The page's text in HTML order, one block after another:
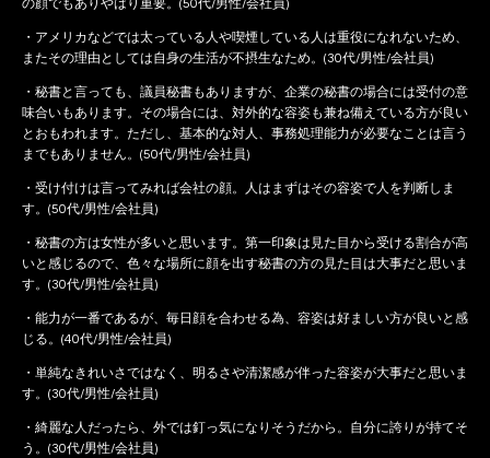
の顔でもありやはり重要。(50代/男性/会社員)
・アメリカなどでは太っている人や喫煙している人は重役になれないため、
またその理由としては自身の生活が不摂生なため。(30代/男性/会社員)
・秘書と言っても、議員秘書もありますが、企業の秘書の場合には受付の意
味合いもあります。その場合には、対外的な容姿も兼ね備えている方が良い
とおもわれます。ただし、基本的な対人、事務処理能力が必要なことは言う
までもありません。(50代/男性/会社員)
・受け付けは言ってみれば会社の顔。人はまずはその容姿で人を判断しま
す。(50代/男性/会社員)
・秘書の方は女性が多いと思います。第一印象は見た目から受ける割合が高
いと感じるので、色々な場所に顔を出す秘書の方の見た目は大事だと思いま
す。(30代/男性/会社員)
・能力が一番であるが、毎日顔を合わせる為、容姿は好ましい方が良いと感
じる。(40代/男性/会社員)
・単純なきれいさではなく、明るさや清潔感が伴った容姿が大事だと思いま
す。(30代/男性/会社員)
・綺麗な人だったら、外では釘っ気になりそうだから。自分に誇りが持てそ
う。(30代/男性/会社員)